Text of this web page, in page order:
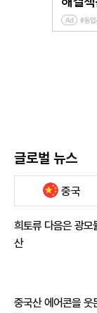
글로벌 뉴스
중국
희토류 다음은 광
산
중국산 에어콘을 웃